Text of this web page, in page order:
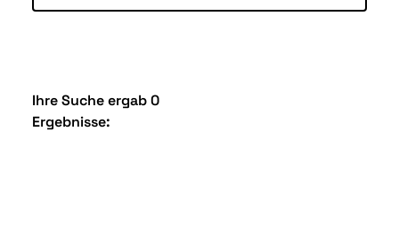
Ihre Suche ergab 0
Ergebnisse: